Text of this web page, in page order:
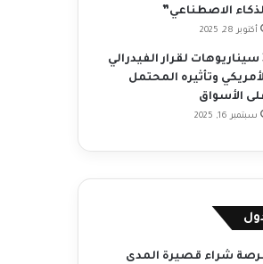
الاصطناعي”
أكتوبر 28, 2025
3 سيناريوهات لقرار الفيدرالي
وتأثيره المحتمل
الأسواق
سبتمبر 16, 2025
شراء قصيرة المدى